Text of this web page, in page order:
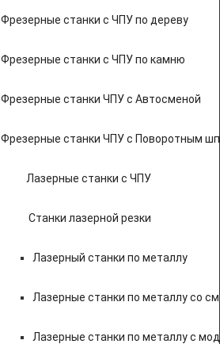
Фрезерные станки с ЧПУ по дереву
Фрезерные станки с ЧПУ по камню
Фрезерные станки ЧПУ с Автосменой
Фрезерные станки ЧПУ с Поворотным
Лазерные станки с ЧПУ
Станки лазерной резки
Лазерный станки по металлу
Лазерные станки по металлу со
Лазерные станки по металлу с